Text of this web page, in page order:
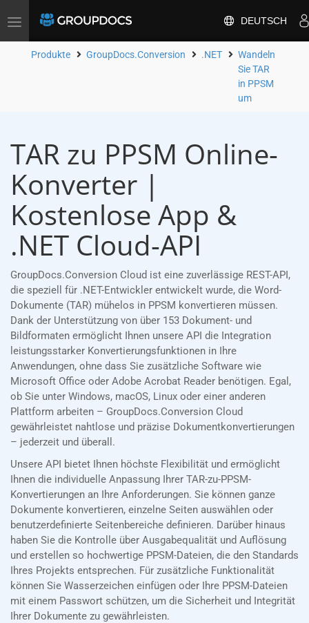
Toggle
DEUTSCH
Produkte GroupDocs.Conversion .NET
Wandeln
Sie TAR
in PPSM
um
TAR zu PPSM Online-
Konverter |
Kostenlose App &
.NET Cloud-API
GroupDocs.Conversion Cloud ist eine zuverlässige REST-API,
die speziell für .NET-Entwickler entwickelt wurde, die Word-
Dokumente (TAR) mühelos in PPSM konvertieren müssen.
Dank der Unterstützung von über 153 Dokument- und
Bildformaten ermöglicht Ihnen unsere API die Integration
leistungsstarker Konvertierungsfunktionen in Ihre
Anwendungen, ohne dass Sie zusätzliche Software wie
Microsoft Office oder Adobe Acrobat Reader benötigen. Egal,
ob Sie unter Windows, macOS, Linux oder einer anderen
Plattform arbeiten – GroupDocs.Conversion Cloud
gewährleistet nahtlose und präzise Dokumentkonvertierungen
– jederzeit und überall.
Unsere API bietet Ihnen höchste Flexibilität und ermöglicht
Ihnen die individuelle Anpassung Ihrer TAR-zu-PPSM-
Konvertierungen an Ihre Anforderungen. Sie können ganze
Dokumente konvertieren, einzelne Seiten auswählen oder
benutzerdefinierte Seitenbereiche definieren. Darüber hinaus
haben Sie die Kontrolle über Ausgabequalität und Auflösung
und erstellen so hochwertige PPSM-Dateien, die den Standards
Ihres Projekts entsprechen. Für zusätzliche Funktionalität
können Sie Wasserzeichen einfügen oder Ihre PPSM-Dateien
mit einem Passwort schützen, um die Sicherheit und Integrität
Ihrer Dokumente zu gewährleisten.